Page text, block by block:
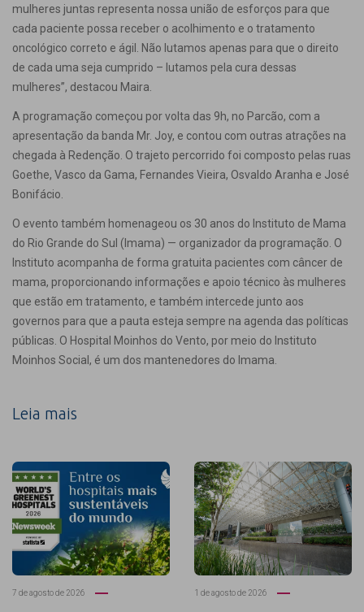
mulheres juntas representa nossa união de esforços para que
cada paciente possa receber o acolhimento e o tratamento
oncológico correto e ágil. Não lutamos apenas para que o direito
de cada uma seja cumprido – lutamos pela cura dessas
mulheres”, destacou Maira.
A programação começou por volta das 9h, no Parcão, com a
apresentação da banda Mr. Joy, e contou com outras atrações na
chegada à Redenção. O trajeto percorrido foi composto pelas ruas
Goethe, Vasco da Gama, Fernandes Vieira, Osvaldo Aranha e José
Bonifácio.
O evento também homenageou os 30 anos do Instituto de Mama
do Rio Grande do Sul (Imama) — organizador da programação. O
Instituto acompanha de forma gratuita pacientes com câncer de
mama, proporcionando informações e apoio técnico às mulheres
que estão em tratamento, e também intercede junto aos
governos para que a pauta esteja sempre na agenda das políticas
públicas. O Hospital Moinhos do Vento, por meio do Instituto
Moinhos Social, é um dos mantenedores do Imama.
Leia mais
7 de agosto de 2026 1 de agosto de 2026